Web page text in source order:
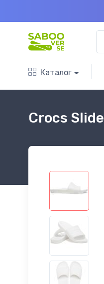
Каталог
Crocs Slide